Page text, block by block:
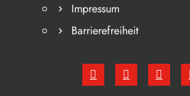
Impressum
Barrierefreiheit